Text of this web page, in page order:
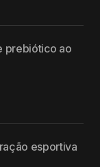
prebiótico ao
esportiva